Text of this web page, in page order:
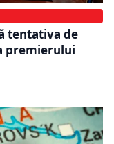
tentativa de
premierului